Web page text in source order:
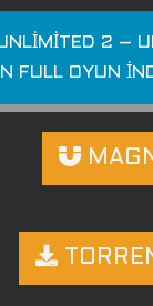
2 –
FULL OYUN